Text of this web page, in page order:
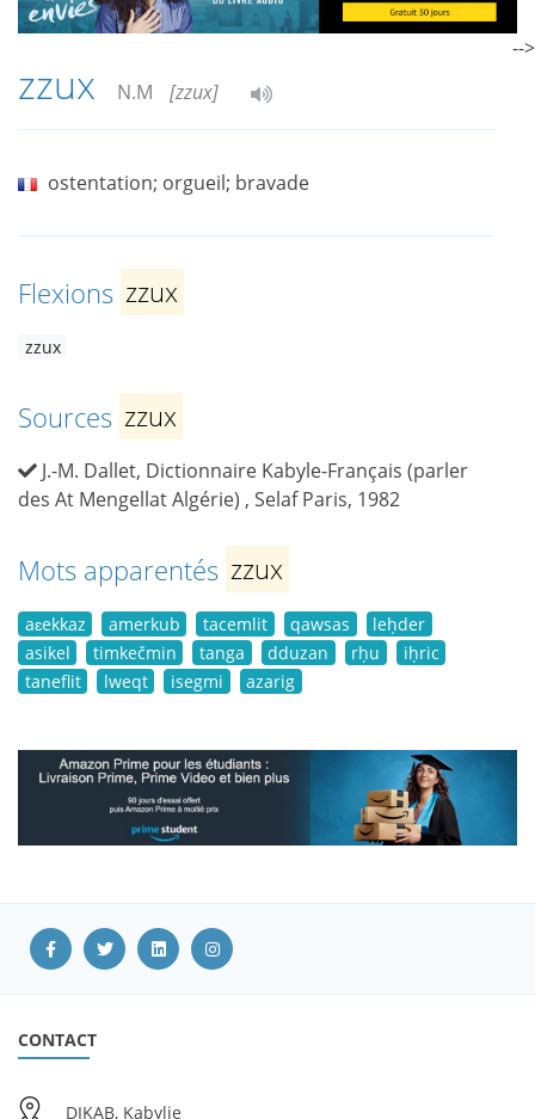
zzux N.M [zzux]
ostentation; orgueil; bravade
Flexions zzux
zzux
Sources zzux
J.-M. Dallet, Dictionnaire Kabyle-Français (parler
des At Mengellat Algérie) , Selaf Paris, 1982
Mots apparentés zzux
aɛekkaz amerkub tacemlit qawsas
leḥder
asikel
timkečmin tanga dduzan rḥu
iḥric
taneflit
lweqt isegmi azarig
-->
CONTACT
DIKAB, Kabylie